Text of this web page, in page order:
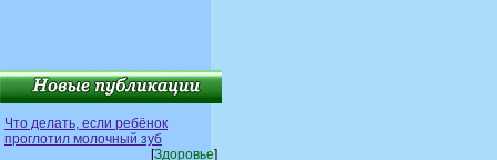
Что делать, если ребёнок
проглотил молочный зуб
[Здоровье]